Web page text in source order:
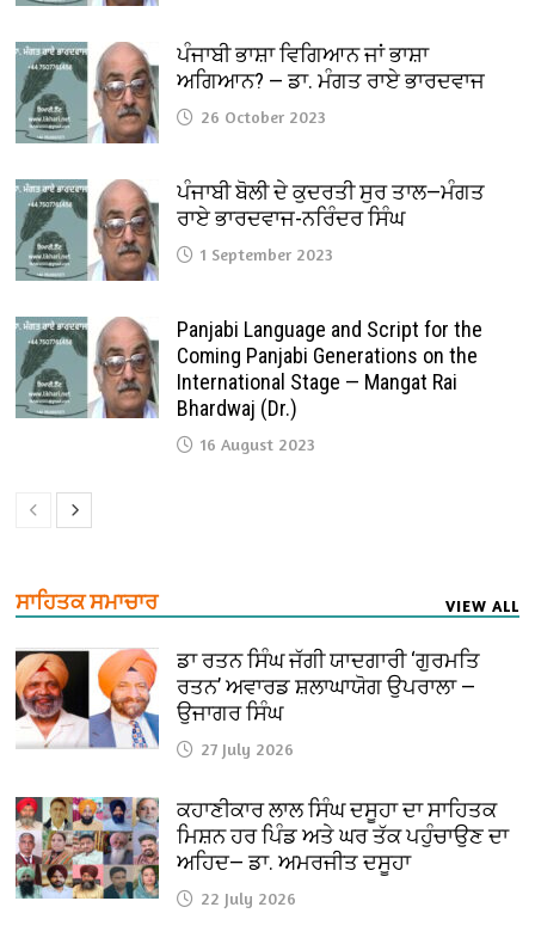
ਪੰਜਾਬੀ ਭਾਸ਼ਾ ਵਿਗਿਆਨ ਜਾਂ ਭਾਸ਼ਾ
ਅਗਿਆਨ? — ਡਾ. ਮੰਗਤ ਰਾਏ ਭਾਰਦਵਾਜ
26 October 2023
ਪੰਜਾਬੀ ਬੋਲੀ ਦੇ ਕੁਦਰਤੀ ਸੁਰ ਤਾਲ—ਮੰਗਤ
ਰਾਏ ਭਾਰਦਵਾਜ-ਨਰਿੰਦਰ ਸਿੰਘ
1 September 2023
Panjabi Language and Script for the
Coming Panjabi Generations on the
International Stage — Mangat Rai
Bhardwaj (Dr.)
16 August 2023
ਸਾਹਿਤਕ ਸਮਾਚਾਰ VIEW ALL
ਡਾ ਰਤਨ ਸਿੰਘ ਜੱਗੀ ਯਾਦਗਾਰੀ ‘ਗੁਰਮਤਿ
ਰਤਨ’ ਅਵਾਰਡ ਸ਼ਲਾਘਾਯੋਗ ਉਪਰਾਲਾ —
ਉਜਾਗਰ ਸਿੰਘ
27 July 2026
ਕਹਾਣੀਕਾਰ ਲਾਲ ਸਿੰਘ ਦਸੂਹਾ ਦਾ ਸਾਹਿਤਕ
ਮਿਸ਼ਨ ਹਰ ਪਿੰਡ ਅਤੇ ਘਰ ਤੱਕ ਪਹੁੰਚਾਉਣ ਦਾ
ਅਹਿਦ— ਡਾ. ਅਮਰਜੀਤ ਦਸੂਹਾ
22 July 2026